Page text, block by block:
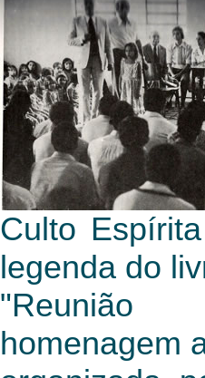
Culto
legenda do
"Reunião
homenagem